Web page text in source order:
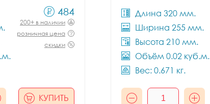
484
200+ в наличии
розничная цена
скидки
КУПИТЬ
Длина 320 мм.
Ширина 255 мм.
Высота 210 мм.
Объём 0.02 куб.м.
Вес: 0.671 кг.